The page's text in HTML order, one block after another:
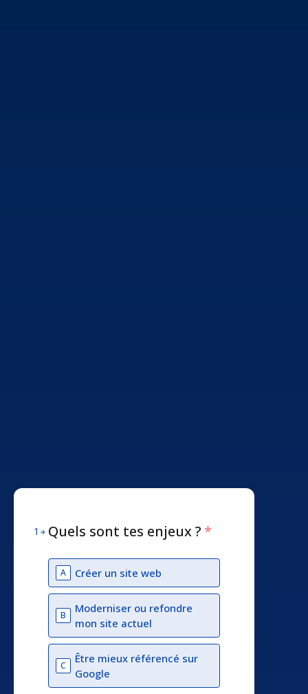
1 Quels sont tes enjeux ? *
A Créer un site web
B
Moderniser ou refondre
mon site actuel
C
Être mieux référencé sur
Google